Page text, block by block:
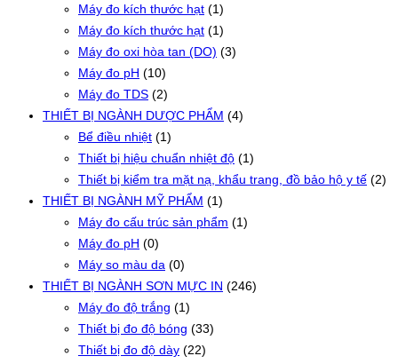
Máy đo kích thước hạt (1)
Máy đo kích thước hạt (1)
Máy đo oxi hòa tan (DO) (3)
Máy đo pH (10)
Máy đo TDS (2)
THIẾT BỊ NGÀNH DƯỢC PHẨM (4)
Bể điều nhiệt (1)
Thiết bị hiệu chuẩn nhiệt độ (1)
Thiết bị kiểm tra mặt nạ, khẩu trang, đồ bảo hộ y tế (2)
THIẾT BỊ NGÀNH MỸ PHẨM (1)
Máy đo cấu trúc sản phẩm (1)
Máy đo pH (0)
Máy so màu da (0)
THIẾT BỊ NGÀNH SƠN MỰC IN (246)
Máy đo độ trắng (1)
Thiết bị đo độ bóng (33)
Thiết bị đo độ dày (22)